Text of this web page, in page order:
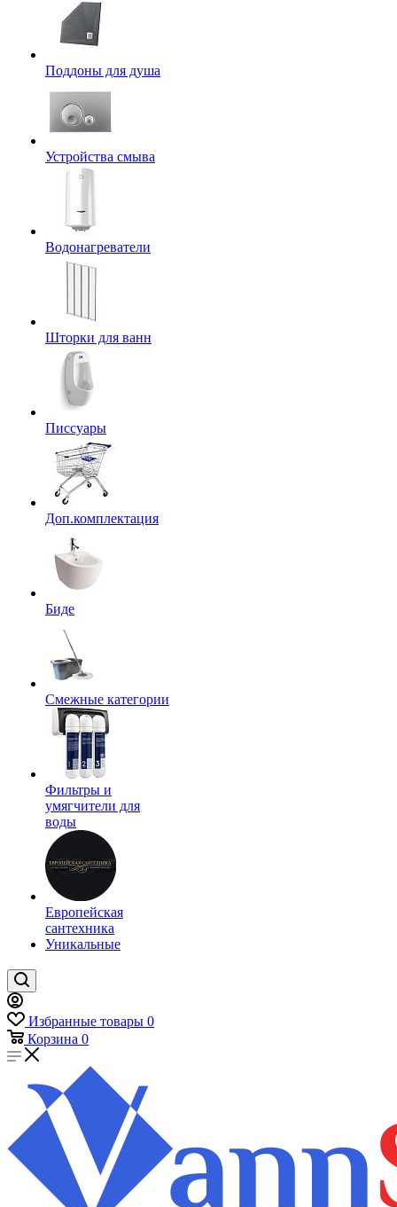
Поддоны для душа
Устройства смыва
Водонагреватели
Шторки для ванн
Писсуары
Доп.комплектация
Биде
Смежные категории
Фильтры и
умягчители для
воды
Европейская
сантехника
Уникальные
Избранные товары 0
Корзина 0